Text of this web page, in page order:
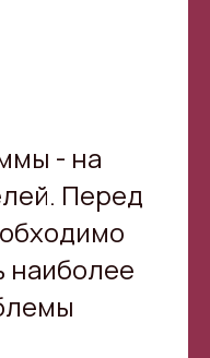
- на
Перед
наиболее